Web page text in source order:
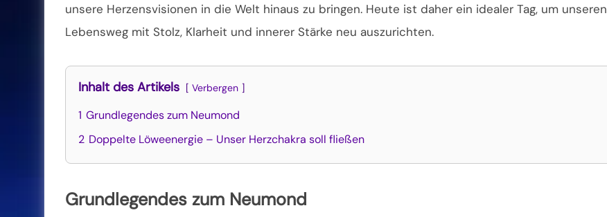
unsere Herzensvisionen in die Welt hinaus zu bringen. Heute ist daher ein idealer Tag, um unseren
Lebensweg mit Stolz, Klarheit und innerer Stärke neu auszurichten.
Inhalt des Artikels Verbergen
1 Grundlegendes zum Neumond
2 Doppelte Löweenergie – Unser Herzchakra soll fließen
Grundlegendes zum Neumond